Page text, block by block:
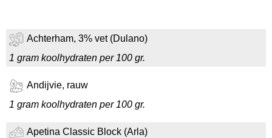
Achterham, 3% vet (Dulano)
1 gram koolhydraten per 100 gr.
Andijvie, rauw
1 gram koolhydraten per 100 gr.
Apetina Classic Block (Arla)